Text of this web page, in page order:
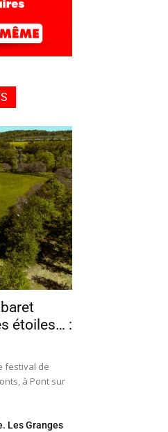
étoiles… :
festival de
à Pont sur
Les Granges